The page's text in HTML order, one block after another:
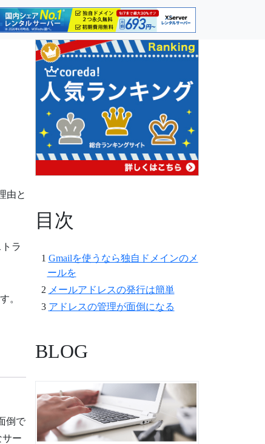
由と
ラ
。
倒で
ー
目次
Gmailを使うなら独自ドメインのメ
ールを
メールアドレスの発行は簡単
アドレスの管理が面倒になる
BLOG